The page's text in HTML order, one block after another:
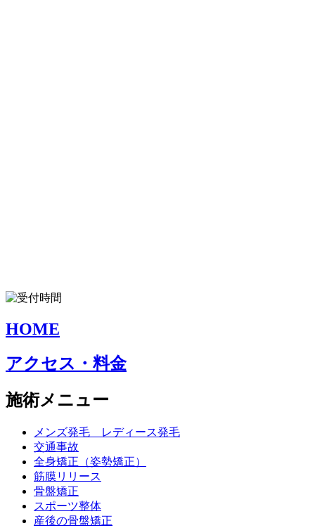
HOME
アクセス・料金
施術メニュー
メンズ発毛 レディース発毛
交通事故
全身矯正（姿勢矯正）
筋膜リリース
骨盤矯正
スポーツ整体
産後の骨盤矯正